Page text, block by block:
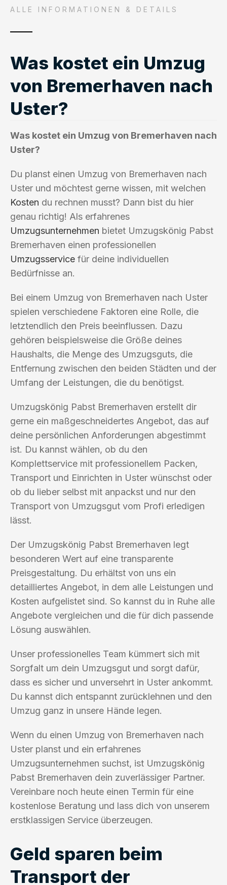
ALLE INFORMATIONEN & DETAILS
Was kostet ein Umzug
von Bremerhaven nach
Uster?
Was kostet ein Umzug von Bremerhaven nach
Uster?
Du planst einen Umzug von Bremerhaven nach
Uster und möchtest gerne wissen, mit welchen
Kosten du rechnen musst? Dann bist du hier
genau richtig! Als erfahrenes
Umzugsunternehmen bietet Umzugskönig Pabst
Bremerhaven einen professionellen
Umzugsservice für deine individuellen
Bedürfnisse an.
Bei einem Umzug von Bremerhaven nach Uster
spielen verschiedene Faktoren eine Rolle, die
letztendlich den Preis beeinflussen. Dazu
gehören beispielsweise die Größe deines
Haushalts, die Menge des Umzugsguts, die
Entfernung zwischen den beiden Städten und der
Umfang der Leistungen, die du benötigst.
Umzugskönig Pabst Bremerhaven erstellt dir
gerne ein maßgeschneidertes Angebot, das auf
deine persönlichen Anforderungen abgestimmt
ist. Du kannst wählen, ob du den
Komplettservice mit professionellem Packen,
Transport und Einrichten in Uster wünschst oder
ob du lieber selbst mit anpackst und nur den
Transport von Umzugsgut vom Profi erledigen
lässt.
Der Umzugskönig Pabst Bremerhaven legt
besonderen Wert auf eine transparente
Preisgestaltung. Du erhältst von uns ein
detailliertes Angebot, in dem alle Leistungen und
Kosten aufgelistet sind. So kannst du in Ruhe alle
Angebote vergleichen und die für dich passende
Lösung auswählen.
Unser professionelles Team kümmert sich mit
Sorgfalt um dein Umzugsgut und sorgt dafür,
dass es sicher und unversehrt in Uster ankommt.
Du kannst dich entspannt zurücklehnen und den
Umzug ganz in unsere Hände legen.
Wenn du einen Umzug von Bremerhaven nach
Uster planst und ein erfahrenes
Umzugsunternehmen suchst, ist Umzugskönig
Pabst Bremerhaven dein zuverlässiger Partner.
Vereinbare noch heute einen Termin für eine
kostenlose Beratung und lass dich von unserem
erstklassigen Service überzeugen.
Geld sparen beim
Transport der